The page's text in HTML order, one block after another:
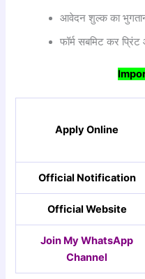
आवेदन शुल्क का
फॉर्म सबमिट कर
Apply Online
Official Notification
Official Website
Join My WhatsApp
Channel